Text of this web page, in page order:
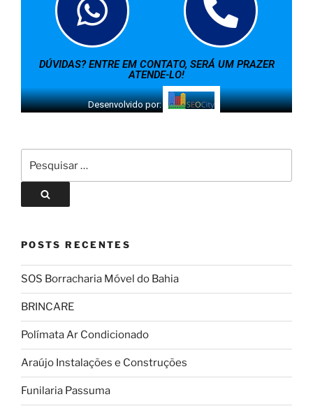
DÚVIDAS? ENTRE EM CONTATO, SERÁ UM PRAZER
ATENDE-LO!
Desenvolvido por:
POSTS RECENTES
SOS Borracharia Móvel do Bahia
BRINCARE
Polímata Ar Condicionado
Araújo Instalações e Construções
Funilaria Passuma